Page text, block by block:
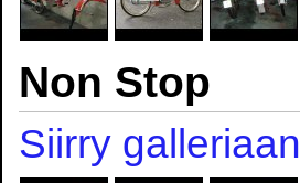
Non Stop
Siirry galleriaan